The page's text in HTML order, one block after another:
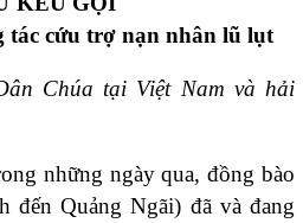
tác cứu trợ nạn nhân lũ lụt
Chúa tại Việt Nam và hải
những ngày qua, đồng bào
đến Quảng Ngãi) đã và đang